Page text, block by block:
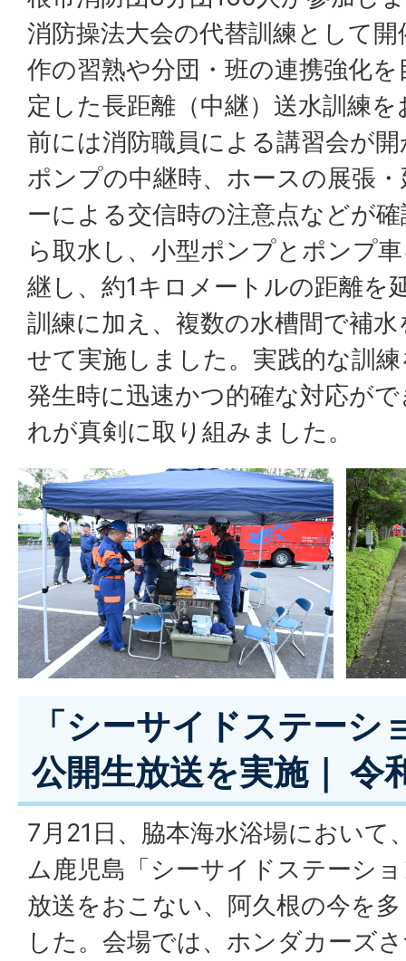
消防操法大会の代替訓練として
作の習熟や分団・班の連携強化
定した長距離（中継）送水訓練
前には消防職員による講習会が
ポンプの中継時、ホースの展張
ーによる交信時の注意点などが
ら取水し、小型ポンプとポンプ
継し、約1キロメートルの距離を
訓練に加え、複数の水槽間で補
せて実施しました。実践的な訓
発生時に迅速かつ的確な対応が
れが真剣に取り組みました。
「シーサイドステーシ
公開生放送を実施｜ 令
7月21日、脇本海水浴場において
ム鹿児島「シーサイドステーシ
放送をおこない、阿久根の今を
した。会場では、ホンダカーズ